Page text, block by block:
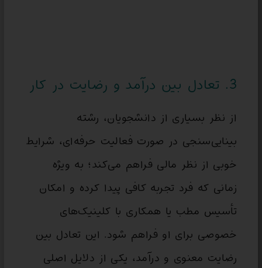
3. تعادل بین درآمد و رضایت در کار
از نظر بسیاری از دانشجویان، رشته
بینایی‌سنجی در صورت فعالیت حرفه‌ای، شرایط
خوبی از نظر مالی فراهم می‌کند؛ به ویژه
زمانی که فرد تجربه کافی پیدا کرده و امکان
تأسیس مطب یا همکاری با کلینیک‌های
خصوصی برای او فراهم شود. این تعادل بین
رضایت معنوی و درآمد، یکی از دلایل اصلی